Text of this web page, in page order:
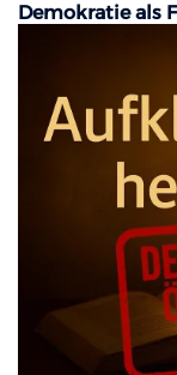
Demokratie als